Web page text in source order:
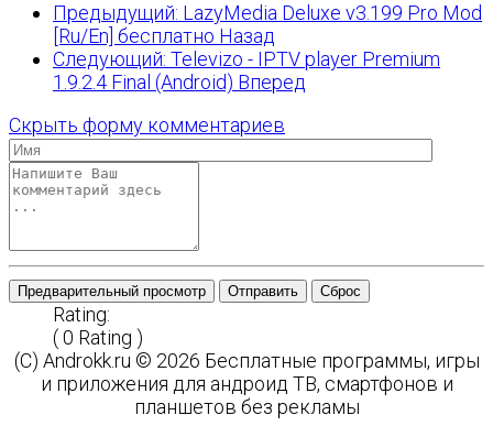
Предыдущий: LazyMedia Deluxe v3.199 Pro Mod
[Ru/En] бесплатно Назад
Следующий: Televizo - IPTV player Premium
1.9.2.4 Final (Android) Вперед
Скрыть форму комментариев
Предварительный просмотр Отправить Сброс
Rating:
( 0 Rating )
(C) Androkk.ru © 2026 Бесплатные программы, игры
и приложения для андроид ТВ, смартфонов и
планшетов без рекламы